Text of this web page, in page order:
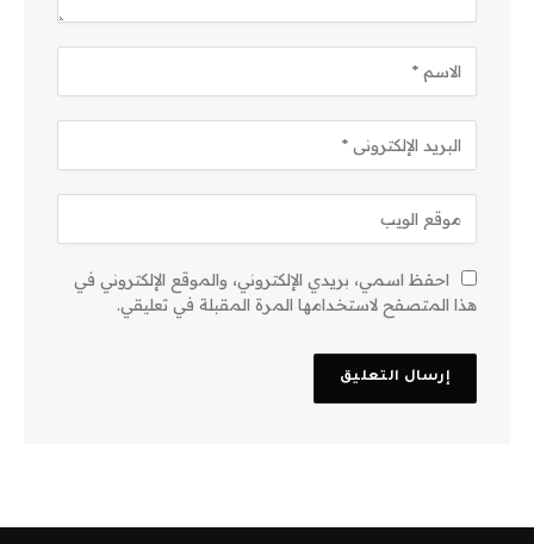
احفظ اسمي، بريدي الإلكتروني، والموقع الإلكتروني في
هذا المتصفح لاستخدامها المرة المقبلة في تعليقي.